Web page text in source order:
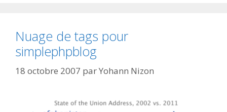
Nuage de tags pour
simplephpblog
18 octobre 2007 parYohann Nizon